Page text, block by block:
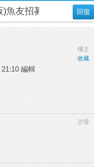
回復
魚友招募
樓主
收藏
編輯
沙發